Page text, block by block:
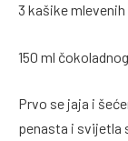
3 kašike
150 ml
Prvo se jaja i
penasta i svijetla